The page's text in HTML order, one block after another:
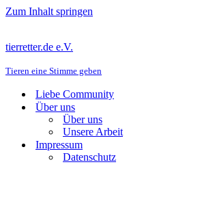
Zum Inhalt springen
tierretter.de e.V.
Tieren eine Stimme geben
Liebe Community
Über uns
Über uns
Unsere Arbeit
Impressum
Datenschutz